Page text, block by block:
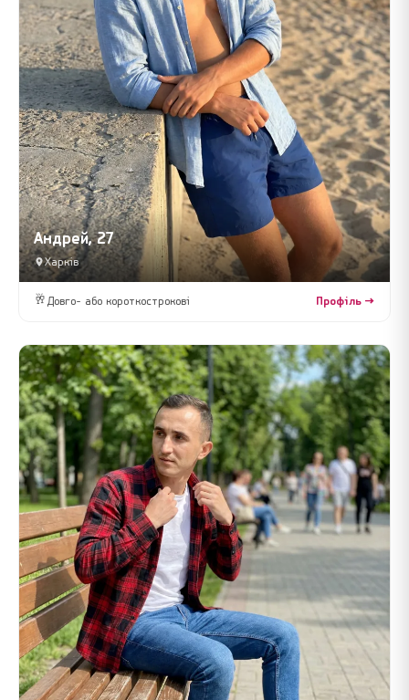
Андрей, 27
Харків
🥂 Довго- або короткострокові Профіль →